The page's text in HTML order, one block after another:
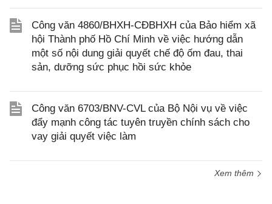
Công văn 4860/BHXH-CĐBHXH của Bảo hiểm xã
hội Thành phố Hồ Chí Minh về việc hướng dẫn
một số nội dung giải quyết chế độ ốm đau, thai
sản, dưỡng sức phục hồi sức khỏe
Công văn 6703/BNV-CVL của Bộ Nội vụ về việc
đẩy mạnh công tác tuyên truyền chính sách cho
vay giải quyết việc làm
Xem thêm